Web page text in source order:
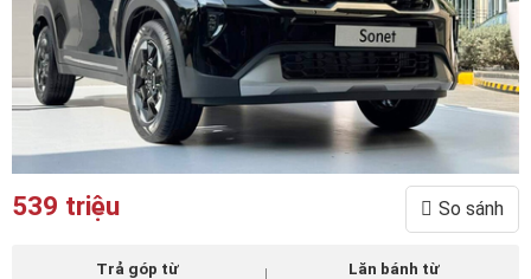
539 triệu So sánh
Trả góp từ Lăn bánh từ